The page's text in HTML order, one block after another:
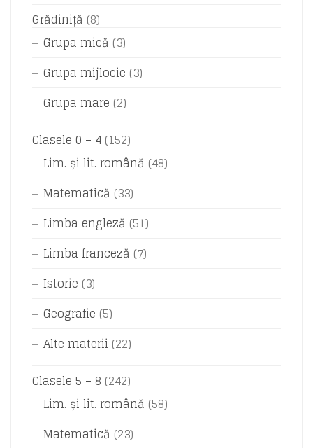
Grădiniță (8)
Grupa mică (3)
Grupa mijlocie (3)
Grupa mare (2)
Clasele 0 – 4 (152)
Lim. și lit. română (48)
Matematică (33)
Limba engleză (51)
Limba franceză (7)
Istorie (3)
Geografie (5)
Alte materii (22)
Clasele 5 – 8 (242)
Lim. și lit. română (58)
Matematică (23)